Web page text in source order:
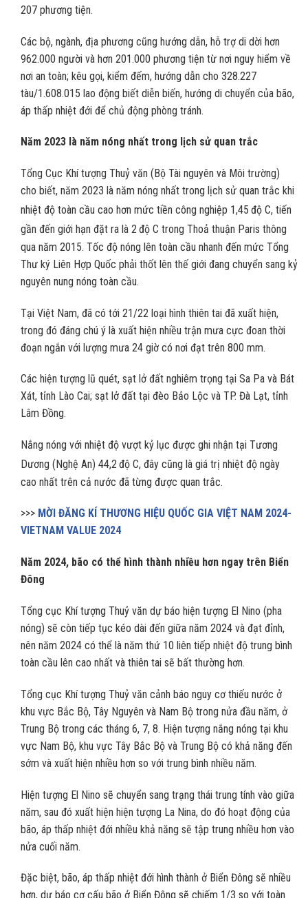
207 phương tiện.
Các bộ, ngành, địa phương cũng hướng dẫn, hỗ trợ di dời hơn
962.000 người và hơn 201.000 phương tiện từ nơi nguy hiểm về
nơi an toàn; kêu gọi, kiểm đếm, hướng dẫn cho 328.227
tàu/1.608.015 lao động biết diễn biến, hướng di chuyển của bão,
áp thấp nhiệt đới để chủ động phòng tránh.
Năm 2023 là năm nóng nhất trong lịch sử quan trắc
Tổng Cục Khí tượng Thuỷ văn (Bộ Tài nguyên và Môi trường)
cho biết, năm 2023 là năm nóng nhất trong lịch sử quan trắc khi
nhiệt độ toàn cầu cao hơn mức tiền công nghiệp 1,45 độ C, tiến
gần đến giới hạn đặt ra là 2 độ C trong Thoả thuận Paris thông
qua năm 2015. Tốc độ nóng lên toàn cầu nhanh đến mức Tổng
Thư ký Liên Hợp Quốc phải thốt lên thế giới đang chuyển sang kỷ
nguyên nung nóng toàn cầu.
Tại Việt Nam, đã có tới 21/22 loại hình thiên tai đã xuất hiện,
trong đó đáng chú ý là xuất hiện nhiều trận mưa cực đoan thời
đoạn ngắn với lượng mưa 24 giờ có nơi đạt trên 800 mm.
Các hiện tượng lũ quét, sạt lở đất nghiêm trọng tại Sa Pa và Bát
Xát, tỉnh Lào Cai; sạt lở đất tại đèo Bảo Lộc và TP. Đà Lạt, tỉnh
Lâm Đồng.
Nắng nóng với nhiệt độ vượt kỷ lục được ghi nhận tại Tương
Dương (Nghệ An) 44,2 độ C, đây cũng là giá trị nhiệt độ ngày
cao nhất trên cả nước đã từng được quan trắc.
>>> MỜI ĐĂNG KÍ THƯƠNG HIỆU QUỐC GIA VIỆT NAM 2024-
VIETNAM VALUE 2024
Năm 2024, bão có thể hình thành nhiều hơn ngay trên Biển
Đông
Tổng cục Khí tượng Thuỷ văn dự báo hiện tượng El Nino (pha
nóng) sẽ còn tiếp tục kéo dài đến giữa năm 2024 và đạt đỉnh,
nên năm 2024 có thể là năm thứ 10 liên tiếp nhiệt độ trung bình
toàn cầu lên cao nhất và thiên tai sẽ bất thường hơn.
Tổng cục Khí tượng Thuỷ văn cảnh báo nguy cơ thiếu nước ở
khu vực Bắc Bộ, Tây Nguyên và Nam Bộ trong nửa đầu năm, ở
Trung Bộ trong các tháng 6, 7, 8. Hiện tượng nắng nóng tại khu
vực Nam Bộ, khu vực Tây Bắc Bộ và Trung Bộ có khả năng đến
sớm và xuất hiện nhiều hơn so với trung bình nhiều năm.
Hiện tượng El Nino sẽ chuyển sang trạng thái trung tính vào giữa
năm, sau đó xuất hiện hiện tượng La Nina, do đó hoạt động của
bão, áp thấp nhiệt đới nhiều khả năng sẽ tập trung nhiều hơn vào
nửa cuối năm.
Đặc biệt, bão, áp thấp nhiệt đới hình thành ở Biển Đông sẽ nhiều
hơn, dự báo cơ cấu bão ở Biển Đông sẽ chiếm 1/3 so với toàn